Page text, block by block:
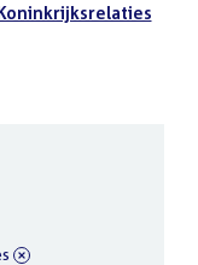
filter